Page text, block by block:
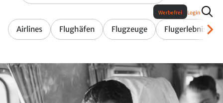
Airlines Flughäfen Flugzeuge Flugerlebnis
Werbefrei Login